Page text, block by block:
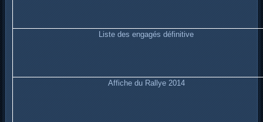
Liste des engagés définitive
Affiche du Rallye 2014